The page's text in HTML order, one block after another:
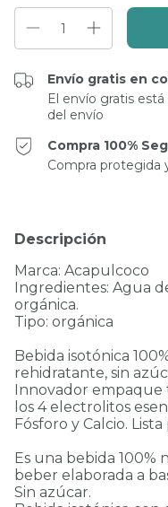
Envío gratis en
El envío gratis
del envío
Compra 100%
Compra protegida
Descripción
Marca: Acapulcoco
Ingredientes: Agua
orgánica.
Tipo: orgánica
Bebida isotónica
rehidratante, sin
Innovador empaque
los 4 electrolitos
Fósforo y Calcio.
Es una bebida 100%
beber elaborada a
Sin azúcar.